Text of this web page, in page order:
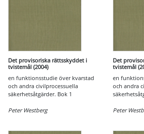
Det provisoriska rättsskyddet i
tvistemål (2004)
en funktionsstudie över kvarstad
och andra civilprocessuella
säkerhetsåtgärder. Bok 1
Peter Westberg
Det
tvistemål
en
och andra
Peter